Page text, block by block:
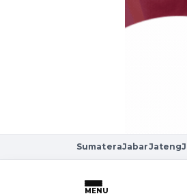
SumateraJabarJateng
MENU